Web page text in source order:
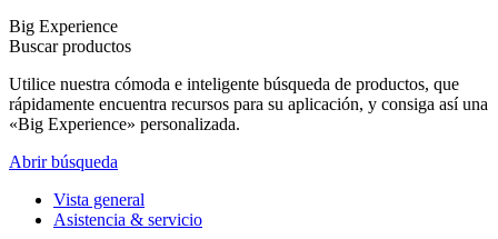
Big Experience
Buscar productos
Utilice nuestra cómoda e inteligente búsqueda de productos, que
rápidamente encuentra recursos para su aplicación, y consiga así una
«Big Experience» personalizada.
Abrir búsqueda
Vista general
Asistencia & servicio